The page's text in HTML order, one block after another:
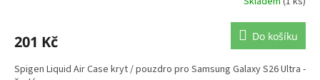
201 Kč Do košíku
Spigen Liquid Air Case kryt / pouzdro pro Samsung Galaxy S26 Ultra -